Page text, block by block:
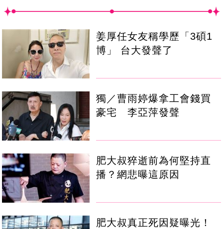
姜厚任女友稱學歷「3碩1
博」 台大發聲了
獨／曹雨婷爆拿工會錢買
豪宅 李亞萍發聲
肥大叔猝逝前為何堅持直
播？網悲曝這原因
肥大叔真正死因疑曝光！